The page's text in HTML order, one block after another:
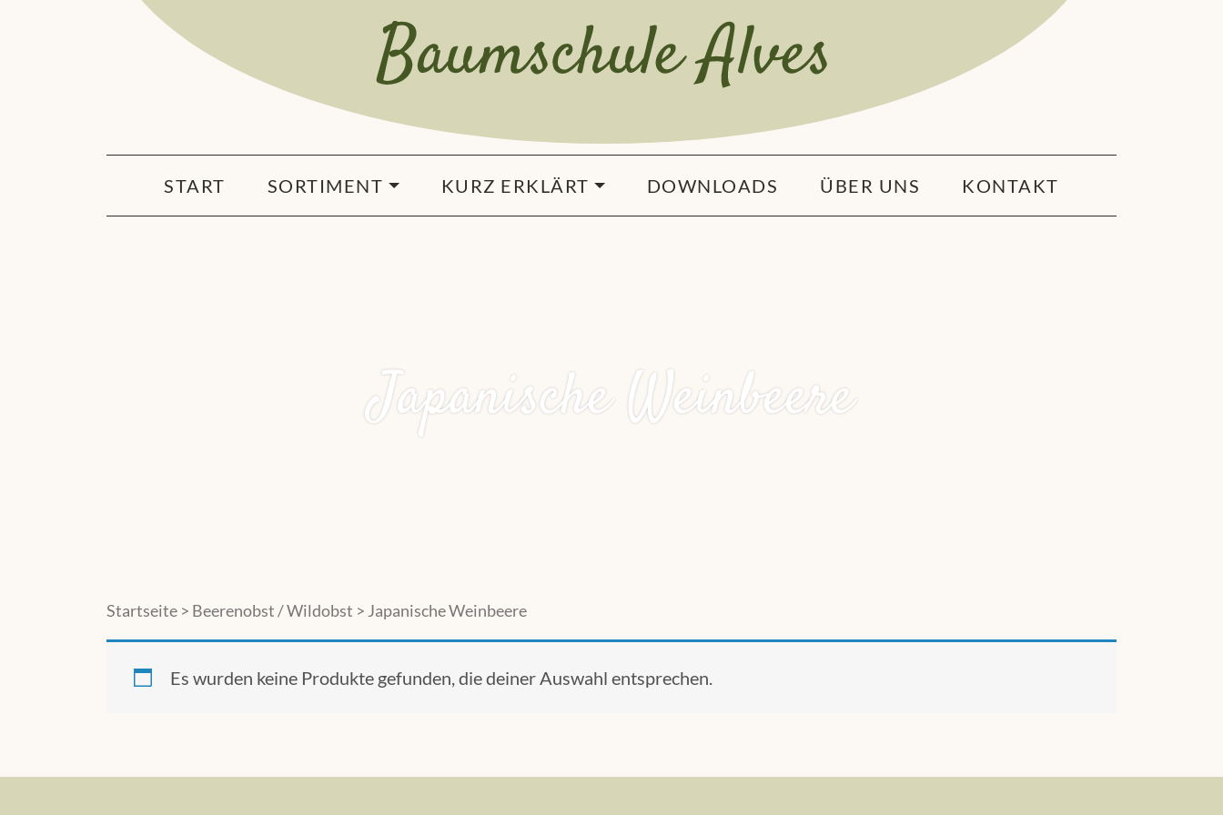
START SORTIMENT KURZ ERKLÄRT DOWNLOADS ÜBER UNS KONTAKT
Japanische Weinbeere
Startseite > Beerenobst / Wildobst > Japanische Weinbeere
Es wurden keine Produkte gefunden, die deiner Auswahl entsprechen.